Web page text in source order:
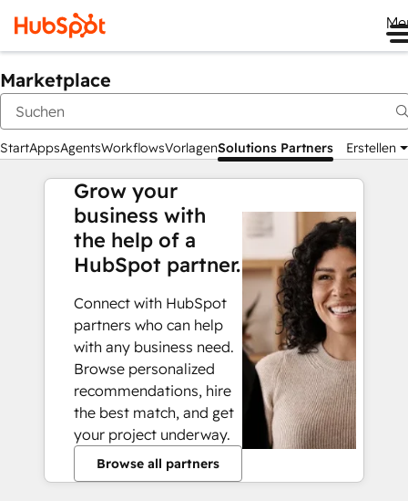
Marketplace
StartAppsAgentsWorkflowsVorlagenSolutions Partners Erstellen
Grow your
business with
the help of a
HubSpot partner.
Connect with HubSpot
partners who can help
with any business need.
Browse personalized
recommendations, hire
the best match, and get
your project underway.
Browse all partners